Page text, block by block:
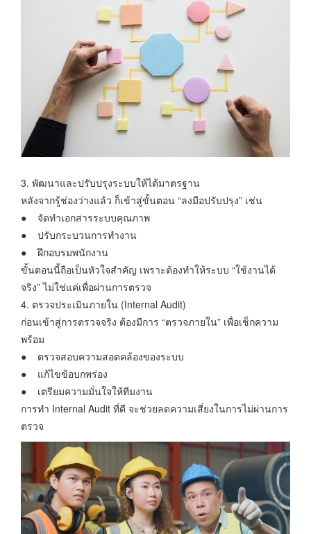
3. พัฒนาและปรับปรุงระบบให้ได้มาตรฐาน
หลังจากรู้ช่องว่างแล้ว ก็เข้าสู่ขั้นตอน “ลงมือปรับปรุง” เช่น
● จัดทำเอกสารระบบคุณภาพ
● ปรับกระบวนการทำงาน
● ฝึกอบรมพนักงาน
ขั้นตอนนี้ถือเป็นหัวใจสำคัญ เพราะต้องทำให้ระบบ “ใช้งานได้
จริง” ไม่ใช่แค่เพื่อผ่านการตรวจ
4. ตรวจประเมินภายใน (Internal Audit)
ก่อนเข้าสู่การตรวจจริง ต้องมีการ “ตรวจภายใน” เพื่อเช็กความ
พร้อม
● ตรวจสอบความสอดคล้องของระบบ
● แก้ไขข้อบกพร่อง
● เตรียมความมั่นใจให้ทีมงาน
การทำ Internal Audit ที่ดี จะช่วยลดความเสี่ยงในการไม่ผ่านการ
ตรวจ